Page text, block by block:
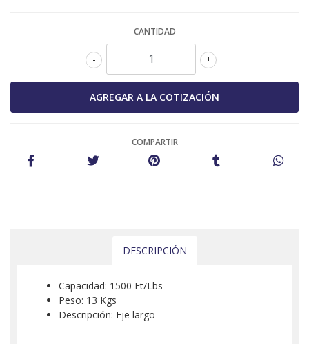
CANTIDAD
+
-
COMPARTIR
DESCRIPCIÓN
Capacidad: 1500 Ft/Lbs
Peso: 13 Kgs
Descripción: Eje largo